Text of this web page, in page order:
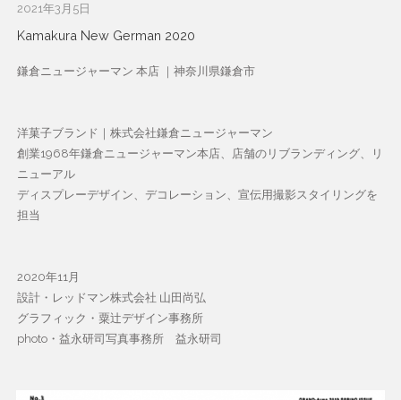
2021年3月5日
Kamakura New German 2020
鎌倉ニュージャーマン 本店 ｜神奈川県鎌倉市
洋菓子ブランド｜株式会社鎌倉ニュージャーマン
創業1968年鎌倉ニュージャーマン本店、店舗のリブランディング、リ
ニューアル
ディスプレーデザイン、デコレーション、宣伝用撮影スタイリングを
担当
2020年11月
設計・レッドマン株式会社 山田尚弘
グラフィック・粟辻デザイン事務所
photo・益永研司写真事務所 益永研司